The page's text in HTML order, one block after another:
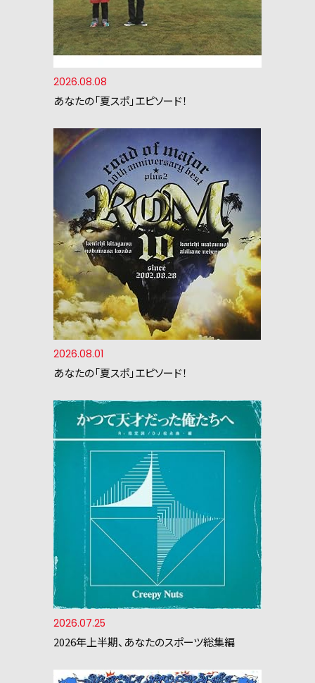
2026.08.08
あなたの「夏スポ」エピソード！
2026.08.01
あなたの「夏スポ」エピソード！
2026.07.25
2026年上半期、あなたのスポーツ総集編